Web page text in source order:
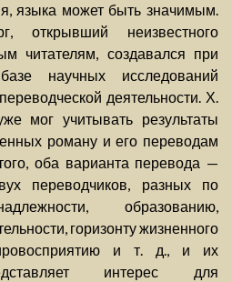
языка может быть значимым.
открывший неизвестного
читателям, создавался при
научных исследований
деятельности. Х.
мог учитывать результаты
роману и его переводам
оба варианта перевода —
переводчиков, разных по
образованию,
горизонту жизненного
и т. д., и их
интерес для